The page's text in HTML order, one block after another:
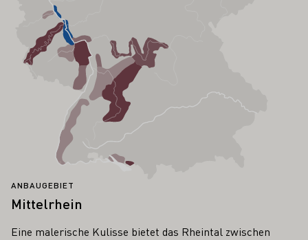
ANBAUGEBIET
Mittelrhein
Eine malerische Kulisse bietet das Rheintal zwischen